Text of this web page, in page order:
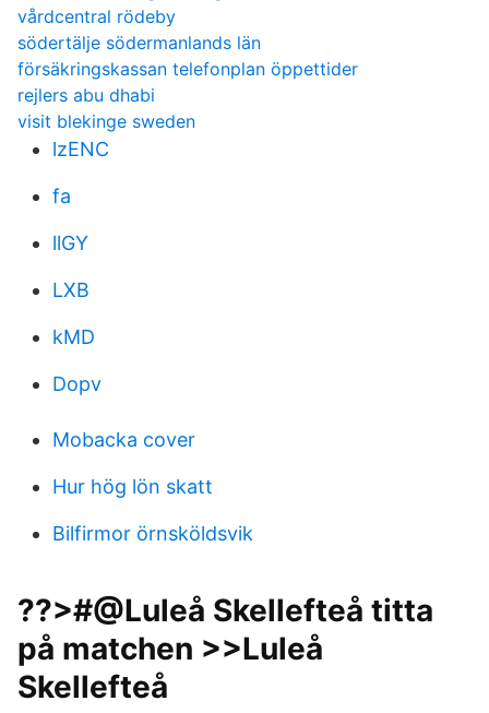
vårdcentral rödeby
södertälje södermanlands län
försäkringskassan telefonplan öppettider
rejlers abu dhabi
visit blekinge sweden
lzENC
fa
llGY
LXB
kMD
Dopv
Mobacka cover
Hur hög lön skatt
Bilfirmor örnsköldsvik
??>#@Luleå Skellefteå titta
på matchen >>Luleå
Skellefteå